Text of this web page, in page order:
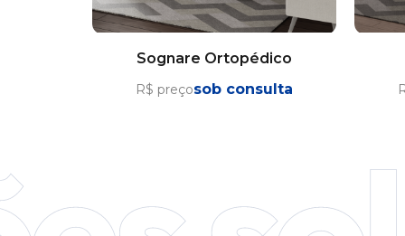
Sognare Ortopédico
R$ preçosob consulta